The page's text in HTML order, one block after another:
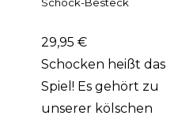
Schock-Besteck
29,95 €
Schocken heißt das
Spiel! Es gehört zu
unserer kölschen